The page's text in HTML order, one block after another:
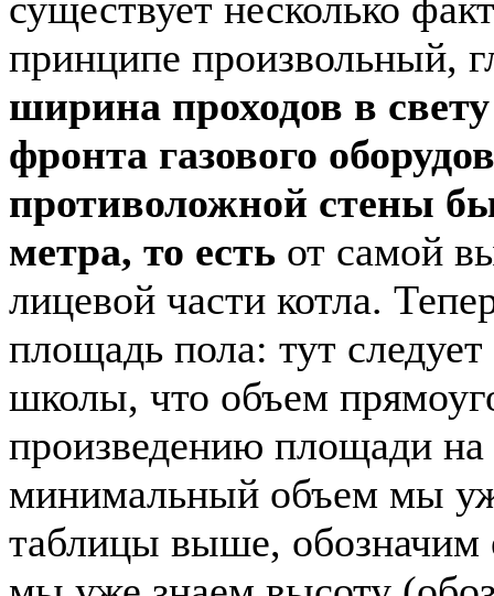
принципе произвольный,
ширина проходов в
фронта газового
противоложной стены
метра, то есть от самой
лицевой части котла.
площадь пола: тут
школы, что объем
произведению площади на
минимальный объем мы
таблицы выше, обозначим